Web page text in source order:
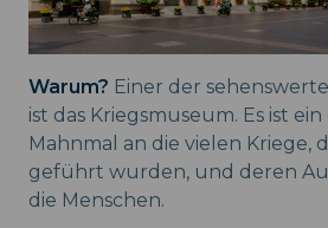
Warum? Einer der
ist das Kriegsmuseum. Es ist
Mahnmal an die vielen Kriege,
geführt wurden, und deren
die Menschen.